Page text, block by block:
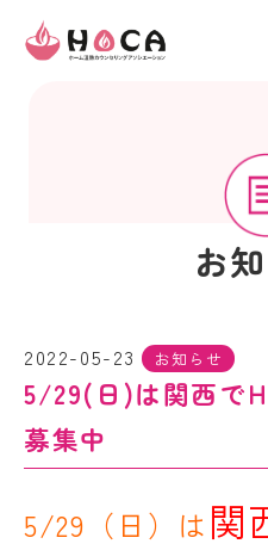
お
2022-05-23 お知らせ
5/29(日)は関西で
募集中
5/29 （日）は 関